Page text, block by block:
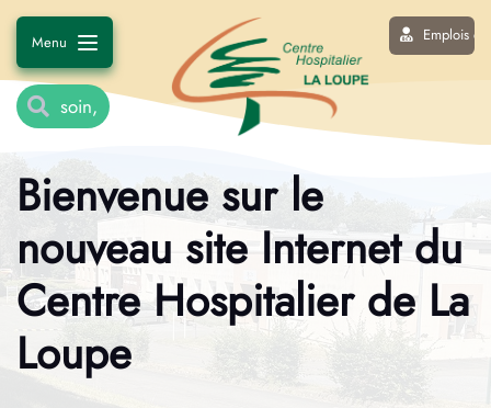
Menu Emplois et
Bienvenue sur le
nouveau site Internet du
Centre Hospitalier de La
Loupe